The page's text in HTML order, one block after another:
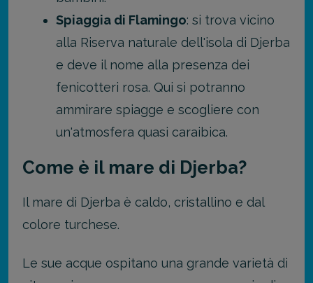
Spiaggia di Flamingo: si trova vicino
alla Riserva naturale dell'isola di Djerba
e deve il nome alla presenza dei
fenicotteri rosa. Qui si potranno
ammirare spiagge e scogliere con
un'atmosfera quasi caraibica.
Come è il mare di Djerba?
Il mare di Djerba è caldo, cristallino e dal
colore turchese.
Le sue acque ospitano una grande varietà di